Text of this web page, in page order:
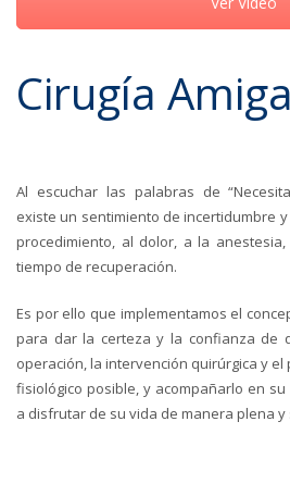
Cirugía
Al escuchar las palabras de
existe un sentimiento de incertidumbre
procedimiento, al dolor, a la
tiempo de recuperación.
Es por ello que implementamos el
para dar la certeza y la confianza de
operación, la intervención quirúrgica y
fisiológico posible, y acompañarlo en
a disfrutar de su vida de manera plena